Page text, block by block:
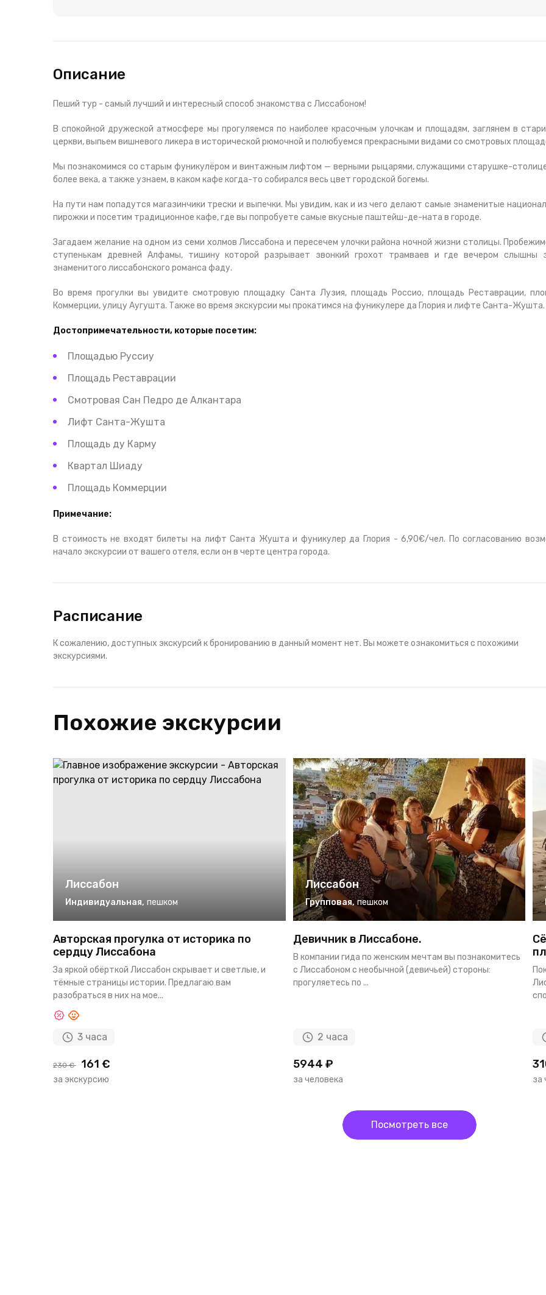
Описание
Пеший тур - самый лучший и интересный способ знакомства с Лиссабоном!
В спокойной дружеской атмосфере мы прогуляемся по наиболее красочным улочкам и площадям, заглянем в
церкви, выпьем вишневого ликера в исторической рюмочной и полюбуемся прекрасными видами со смотровых
Мы познакомимся со старым фуникулёром и винтажным лифтом — верными рыцарями, служащими старушке-
более века, а также узнаем, в каком кафе когда-то собирался весь цвет городской богемы.
На пути нам попадутся магазинчики трески и выпечки. Мы увидим, как и из чего делают самые знаменитые
пирожки и посетим традиционное кафе, где вы попробуете самые вкусные паштейш-де-ната в городе.
Загадаем желание на одном из семи холмов Лиссабона и пересечем улочки района ночной жизни столицы.
ступенькам древней Алфамы, тишину которой разрывает звонкий грохот трамваев и где вечером слышны
знаменитого лиссабонского романса фаду.
Во время прогулки вы увидите смотровую площадку Санта Лузия, площадь Россио, площадь Реставрации,
Коммерции, улицу Аугушта. Также во время экскурсии мы прокатимся на фуникулере да Глория и лифте Санта-Жушта.
Достопримечательности, которые посетим:
Площадью Руссиу
Площадь Реставрации
Смотровая Сан Педро де Алкантара
Лифт Санта-Жушта
Площадь ду Карму
Квартал Шиаду
Площадь Коммерции
Примечание:
В стоимость не входят билеты на лифт Санта Жушта и фуникулер да Глория - 6,90€/чел. По согласованию
начало экскурсии от вашего отеля, если он в черте центра города.
Расписание
К сожалению, доступных экскурсий к бронированию в данный момент нет. Вы можете ознакомиться с похожими
экскурсиями.
Похожие экскурсии
Лиссабон
Индивидуальная, пешком
Авторская прогулка от историка по
сердцу Лиссабона
За яркой обёрткой Лиссабон скрывает и светлые, и
тёмные страницы истории. Предлагаю вам
разобраться в них на мое...
3 часа
230 € 161 €
за экскурсию
Лиссабон
Групповая, пешком
Девичник в Лиссабоне.
В компании гида по женским мечтам вы познакомитесь
с Лиссабоном с необычной (девичьей) стороны:
прогуляетесь по ...
2 часа
5944 ₽
за человека за
Посмотреть все